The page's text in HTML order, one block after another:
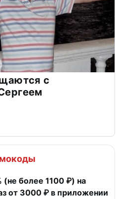
с
(не более 1100 ₽) на
от 3000 ₽ в приложении